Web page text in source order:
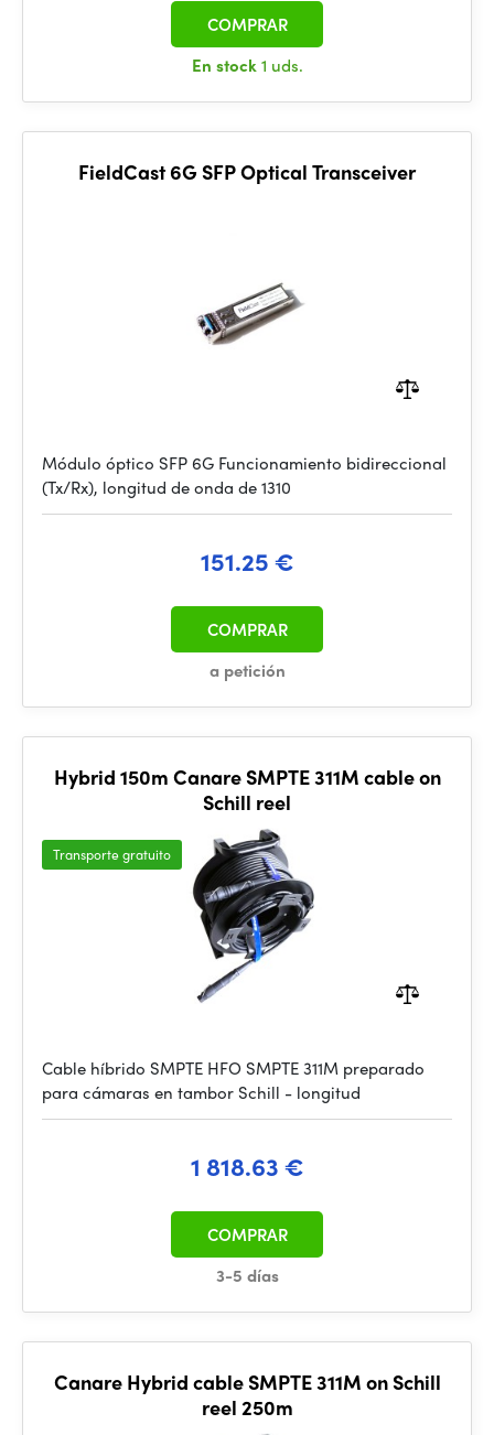
En stock1 uds.
COMPRAR
FieldCast 6G SFP Optical Transceiver
Módulo óptico SFP 6G Funcionamiento bidireccional
(Tx/Rx), longitud de onda de 1310
151.25 €
a petición
COMPRAR
Hybrid 150m Canare SMPTE 311M cable on
Schill reel
Transporte gratuito
Cable híbrido SMPTE HFO SMPTE 311M preparado
para cámaras en tambor Schill - longitud
1 818.63 €
3-5 días
COMPRAR
Canare Hybrid cable SMPTE 311M on Schill
reel 250m